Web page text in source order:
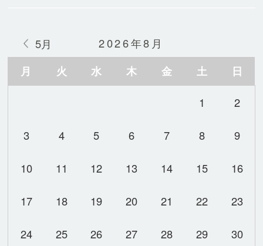
2026年8月
月 火 水 木 金 土 日
5月
1 2
3 4 5 6 7 8 9
10 11 12 13 14 15 16
17 18 19 20 21 22 23
24 25 26 27 28 29 30